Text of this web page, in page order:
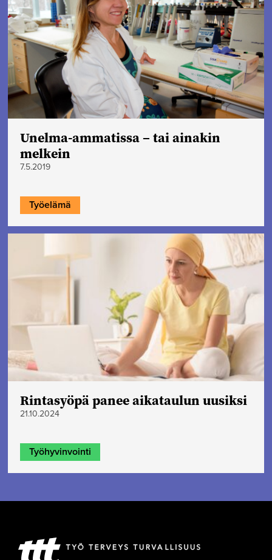
Unelma-ammatissa – tai ainakin
melkein
7.5.2019
Työelämä
Rintasyöpä panee aikataulun uusiksi
21.10.2024
Työhyvinvointi